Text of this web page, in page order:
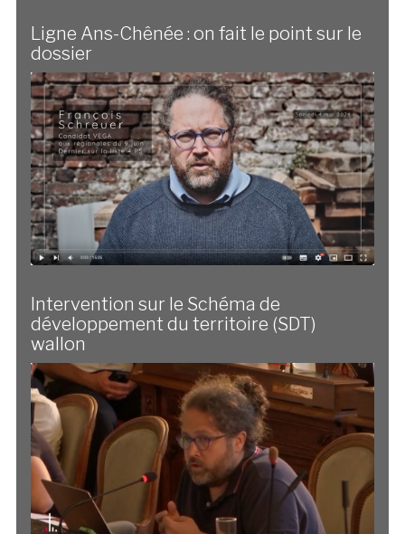
Ligne Ans-Chênée : on fait le point sur le
dossier
Intervention sur le Schéma de
développement du territoire (SDT)
wallon